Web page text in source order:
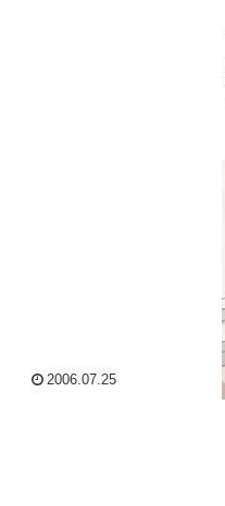
2006.07.25